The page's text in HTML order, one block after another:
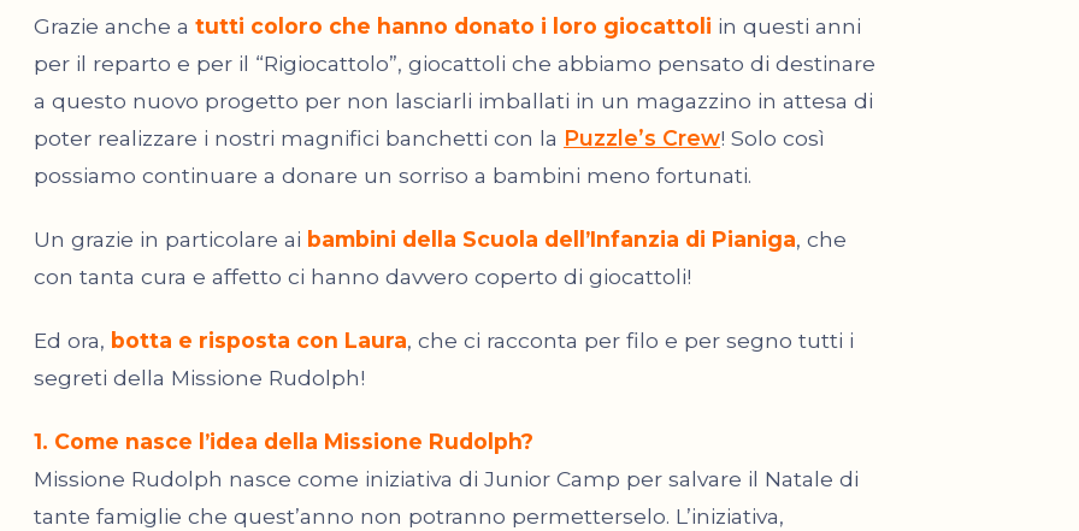
Grazie anche a tutti coloro che hanno donato i loro giocattoli in questi anni
per il reparto e per il “Rigiocattolo”, giocattoli che abbiamo pensato di destinare
a questo nuovo progetto per non lasciarli imballati in un magazzino in attesa di
poter realizzare i nostri magnifici banchetti con la Puzzle’s Crew! Solo così
possiamo continuare a donare un sorriso a bambini meno fortunati.
Un grazie in particolare ai bambini della Scuola dell’Infanzia di Pianiga, che
con tanta cura e affetto ci hanno davvero coperto di giocattoli!
Ed ora, botta e risposta con Laura, che ci racconta per filo e per segno tutti i
segreti della Missione Rudolph!
1. Come nasce l’idea della Missione Rudolph?
Missione Rudolph nasce come iniziativa di Junior Camp per salvare il Natale di
tante famiglie che quest’anno non potranno permetterselo. L’iniziativa,